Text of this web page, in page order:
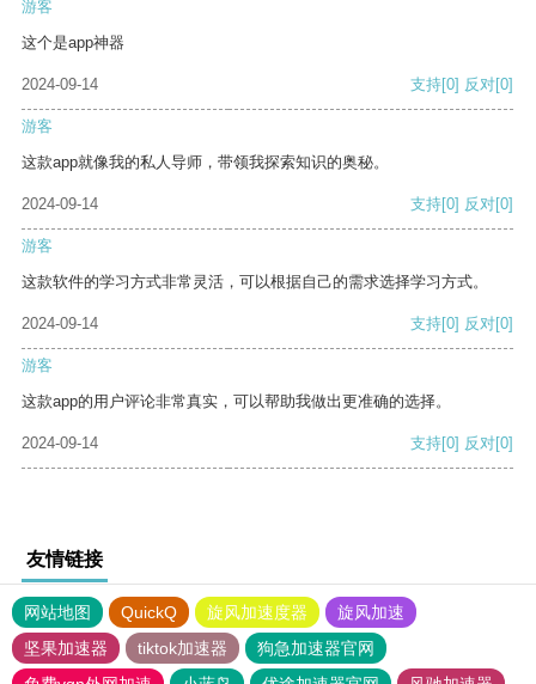
游客
这个是app神器
2024-09-14 支持[0] 反对[0]
游客
这款app就像我的私人导师，带领我探索知识的奥秘。
2024-09-14 支持[0] 反对[0]
游客
这款软件的学习方式非常灵活，可以根据自己的需求选择学习方式。
2024-09-14 支持[0] 反对[0]
游客
这款app的用户评论非常真实，可以帮助我做出更准确的选择。
2024-09-14 支持[0] 反对[0]
友情链接
网站地图 QuickQ 旋风加速度器
旋风加速
坚果加速器
tiktok加速器
狗急加速器官网